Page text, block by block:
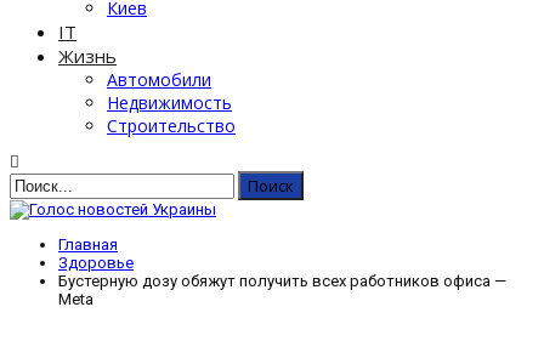
Киев
IT
Жизнь
Автомобили
Недвижимость
Строительство
Главная
Здоровье
Бустерную дозу обяжут получить всех работников офиса —
Meta